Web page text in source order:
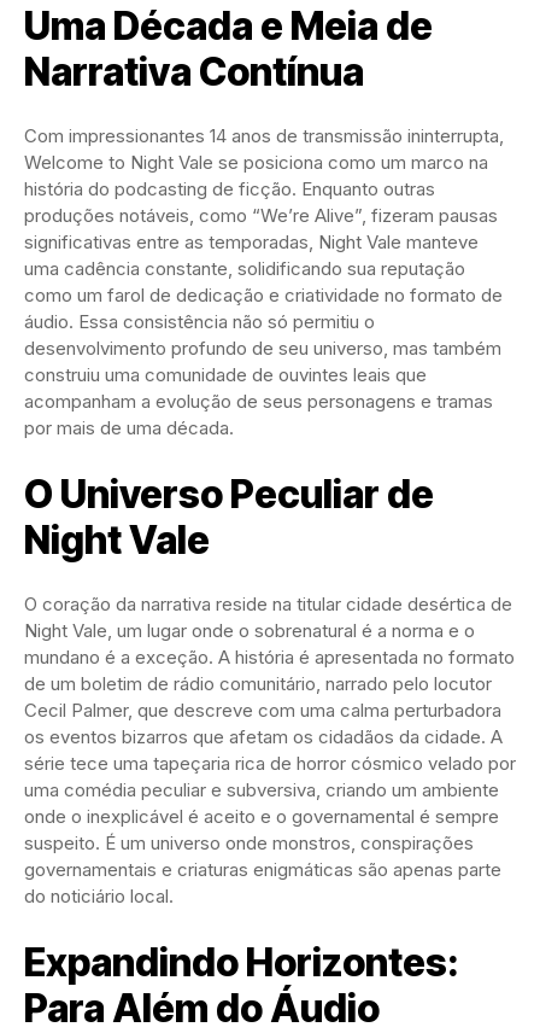
Uma Década e Meia de
Narrativa Contínua
Com impressionantes 14 anos de transmissão ininterrupta,
Welcome to Night Vale se posiciona como um marco na
história do podcasting de ficção. Enquanto outras
produções notáveis, como “We’re Alive”, fizeram pausas
significativas entre as temporadas, Night Vale manteve
uma cadência constante, solidificando sua reputação
como um farol de dedicação e criatividade no formato de
áudio. Essa consistência não só permitiu o
desenvolvimento profundo de seu universo, mas também
construiu uma comunidade de ouvintes leais que
acompanham a evolução de seus personagens e tramas
por mais de uma década.
O Universo Peculiar de
Night Vale
O coração da narrativa reside na titular cidade desértica de
Night Vale, um lugar onde o sobrenatural é a norma e o
mundano é a exceção. A história é apresentada no formato
de um boletim de rádio comunitário, narrado pelo locutor
Cecil Palmer, que descreve com uma calma perturbadora
os eventos bizarros que afetam os cidadãos da cidade. A
série tece uma tapeçaria rica de horror cósmico velado por
uma comédia peculiar e subversiva, criando um ambiente
onde o inexplicável é aceito e o governamental é sempre
suspeito. É um universo onde monstros, conspirações
governamentais e criaturas enigmáticas são apenas parte
do noticiário local.
Expandindo Horizontes:
Para Além do Áudio